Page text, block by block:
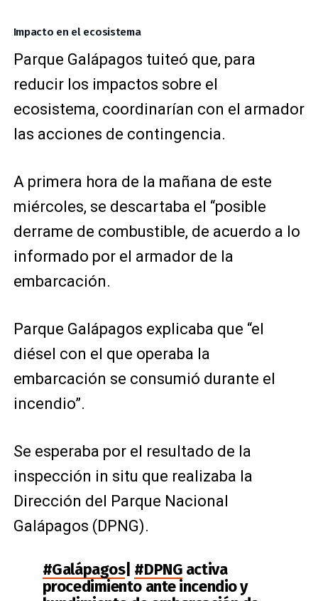
Impacto en el ecosistema
Parque Galápagos tuiteó que, para
reducir los impactos sobre el
ecosistema, coordinarían con el armador
las acciones de contingencia.
A primera hora de la mañana de este
miércoles, se descartaba el “posible
derrame de combustible, de acuerdo a lo
informado por el armador de la
embarcación.
Parque Galápagos explicaba que “el
diésel con el que operaba la
embarcación se consumió durante el
incendio”.
Se esperaba por el resultado de la
inspección in situ que realizaba la
Dirección del Parque Nacional
Galápagos (DPNG).
#Galápagos| #DPNG activa
procedimiento ante incendio y